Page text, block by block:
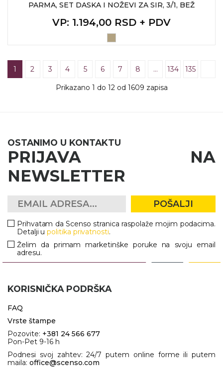
PARMA, SET DASKA I NOŽEVI ZA SIR, 3/1, BEŽ
VP: 1.194,00 RSD + PDV
1 2 3 4 5 6 7 8 … 134 135
Prikazano 1 do 12 od 1609 zapisa
OSTANIMO U KONTAKTU
PRIJAVA NA
NEWSLETTER
POŠALJI
Prihvatam da Scenso stranica raspolaže mojim podacima.
Detalji upolitika privatnosti.
Želim da primam marketinške poruke na svoju email
adresu.
KORISNIČKA PODRŠKA
FAQ
Vrste štampe
Pozovite: +381 24 566 677
Pon-Pet 9-16 h
Podnesi svoj zahtev: 24/7 putem online forme ili putem
maila: office@scenso.com